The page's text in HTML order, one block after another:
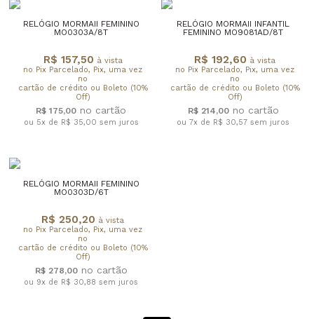
RELÓGIO MORMAII FEMININO
MO0303A/8T
R$ 157,50 à vista
no Pix Parcelado, Pix, uma vez
no
cartão de crédito ou Boleto (10%
Off)
R$ 175,00
ou 5x de R$ 35,00 sem juros
RELÓGIO MORMAII INFANTIL
FEMININO MO9081AD/8T
R$ 192,60 à vista
no Pix Parcelado, Pix, uma vez
no
cartão de crédito ou Boleto (10%
Off)
R$ 214,00
ou 7x de R$ 30,57 sem juros
RELÓGIO MORMAII FEMININO
MO0303D/6T
R$ 250,20 à vista
no Pix Parcelado, Pix, uma vez
no
cartão de crédito ou Boleto (10%
Off)
R$ 278,00
ou 9x de R$ 30,88 sem juros